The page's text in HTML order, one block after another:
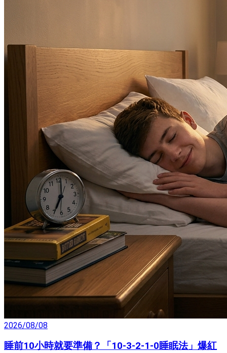
2026/08/08
睡前10小時就要準備？「10-3-2-1-0睡眠法」爆紅